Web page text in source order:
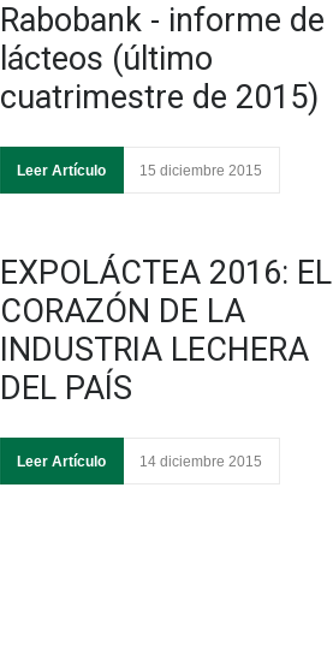
Rabobank - informe de
lácteos (último
cuatrimestre de 2015)
Leer Artículo 15 diciembre 2015
EXPOLÁCTEA 2016: EL
CORAZÓN DE LA
INDUSTRIA LECHERA
DEL PAÍS
Leer Artículo 14 diciembre 2015